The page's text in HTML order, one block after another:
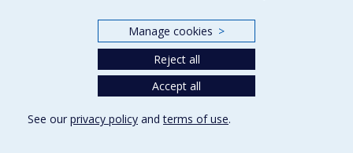
Manage cookies >
Reject all
Accept all
See our privacy policy andterms of use.